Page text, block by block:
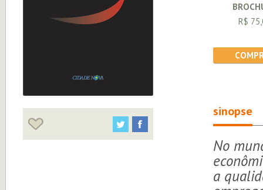
R$
sinopse
No
a